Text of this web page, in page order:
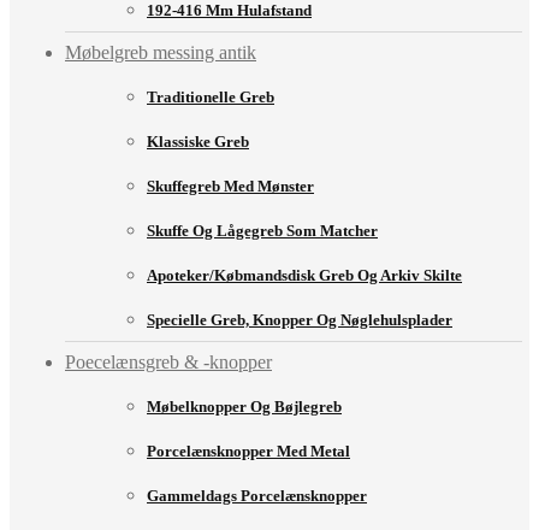
192-416 Mm Hulafstand
Møbelgreb messing antik
Traditionelle Greb
Klassiske Greb
Skuffegreb Med Mønster
Skuffe Og Lågegreb Som Matcher
Apoteker/købmandsdisk Greb Og Arkiv Skilte
Specielle Greb, Knopper Og Nøglehulsplader
Poecelænsgreb & -knopper
Møbelknopper Og Bøjlegreb
Porcelænsknopper Med Metal
Gammeldags Porcelænsknopper